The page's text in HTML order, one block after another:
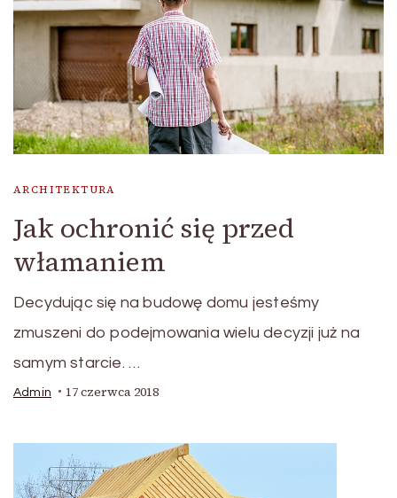
ARCHITEKTURA
Jak ochronić się przed
włamaniem
Decydując się na budowę domu jesteśmy
zmuszeni do podejmowania wielu decyzji już na
samym starcie. …
Admin 17 czerwca 2018